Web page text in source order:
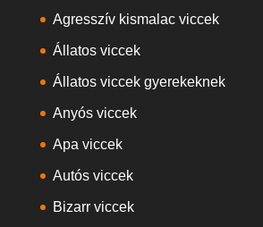
Agresszív kismalac viccek
Állatos viccek
Állatos viccek gyerekeknek
Anyós viccek
Apa viccek
Autós viccek
Bizarr viccek